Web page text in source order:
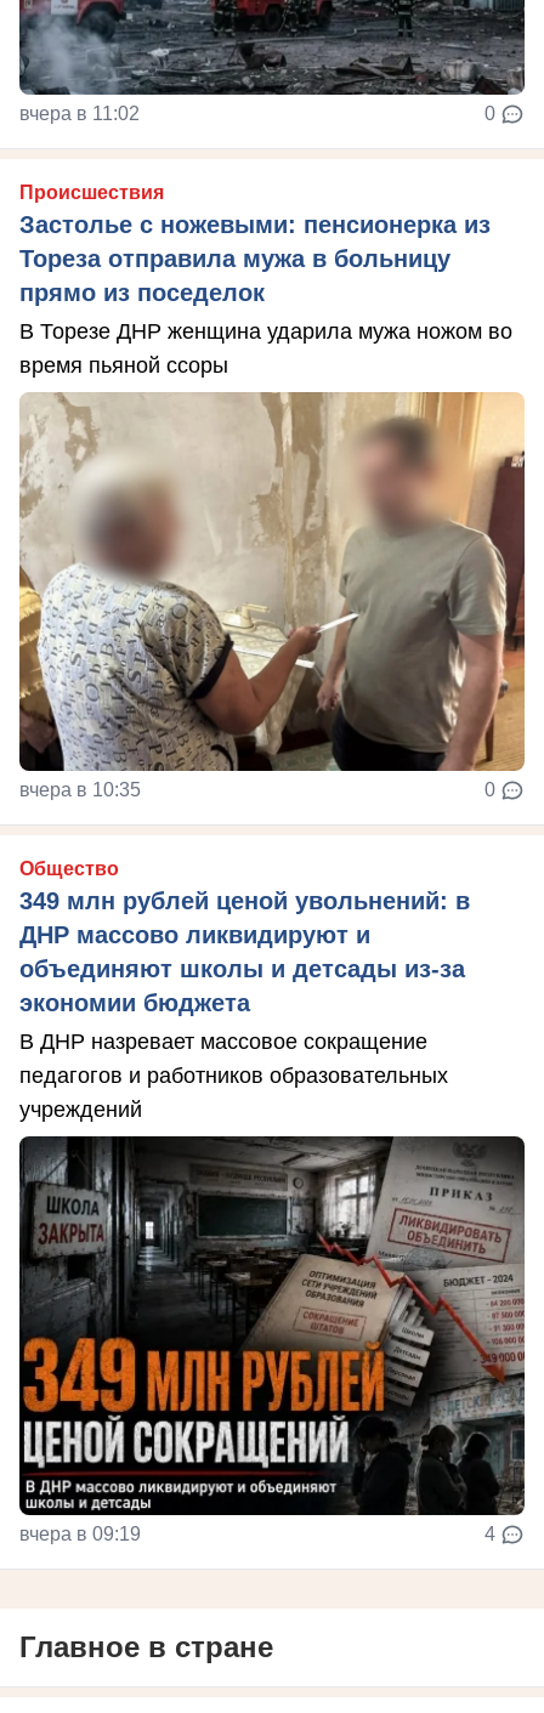
вчера в 11:02 0
Происшествия
Застолье с ножевыми: пенсионерка из
Тореза отправила мужа в больницу
прямо из поседелок
В Торезе ДНР женщина ударила мужа ножом во
время пьяной ссоры
вчера в 10:35 0
Общество
349 млн рублей ценой увольнений: в
ДНР массово ликвидируют и
объединяют школы и детсады из-за
экономии бюджета
В ДНР назревает массовое сокращение
педагогов и работников образовательных
учреждений
вчера в 09:19 4
Главное в стране